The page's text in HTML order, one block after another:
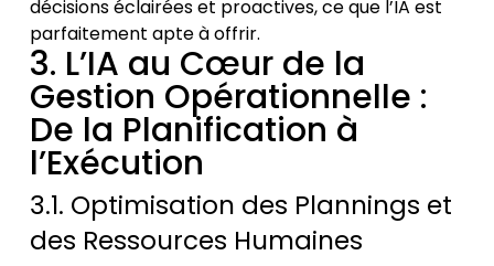
décisions éclairées et proactives, ce que l’IA est
parfaitement apte à offrir.
3. L’IA au Cœur de la
Gestion Opérationnelle :
De la Planification à
l’Exécution
3.1. Optimisation des Plannings et
des Ressources Humaines